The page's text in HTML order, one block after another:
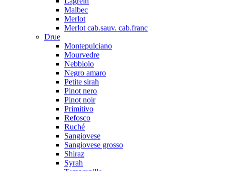
Malbec
Merlot
Merlot cab.sauv. cab.franc
Drue
Montepulciano
Mourvedre
Nebbiolo
Negro amaro
Petite sirah
Pinot nero
Pinot noir
Primitivo
Refosco
Ruché
Sangiovese
Sangiovese grosso
Shiraz
Syrah